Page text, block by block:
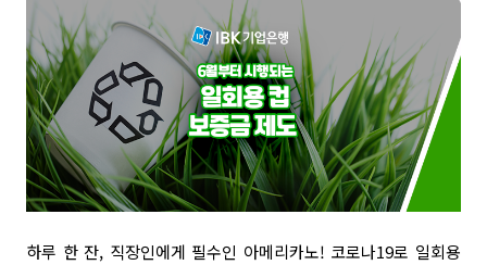
하루 한 잔, 직장인에게 필수인 아메리카노! 코로나19로 일회용